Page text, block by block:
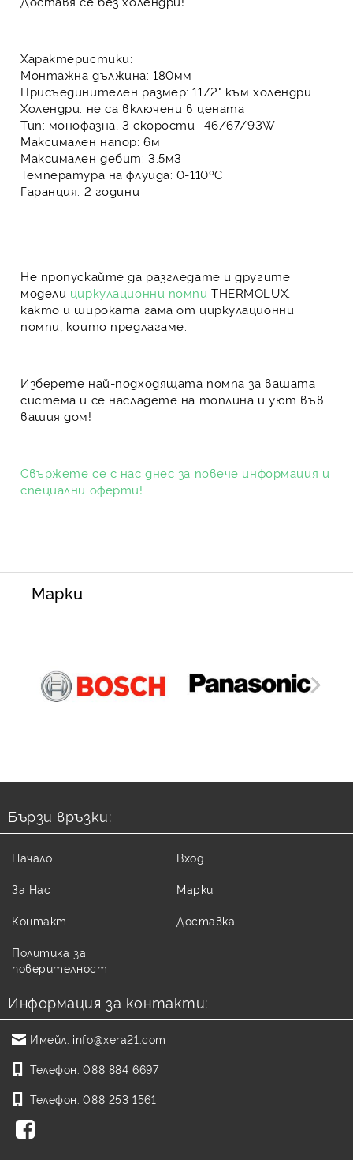
Характеристики:
Монтажна дължина: 180мм
Присъединителен размер: 11/2" към холендри
Холендри: не са включени в цената
Тип: монофазна, 3 скорости- 46/67/93W
Максимален напор: 6м
Максимален дебит: 3.5м3
Температура на флуида: 0-110ºС
Гаранция: 2 години
Не пропускайте да разгледате и другите
модели циркулационни помпи THERMOLUX,
както и широката гама от циркулационни
помпи, които предлагаме.
Изберете най-подходящата помпа за вашата
система и се насладете на топлина и уют във
вашия дом!
Свържете се с нас днес за повече информация и
специални оферти!
Марки
Бързи връзки:
Начало
За Нас
Контакт
Политика за
поверителност
Вход
Марки
Доставка
Информация за контакти:
Имейл: info@xera21.com
Телефон: 088 884 6697
Телефон: 088 253 1561